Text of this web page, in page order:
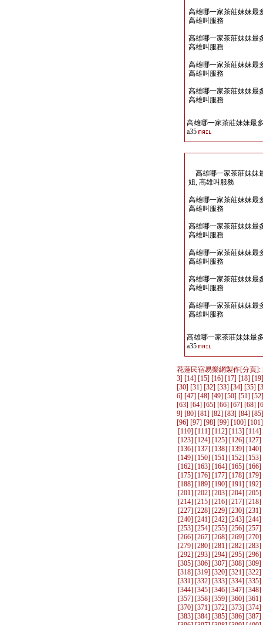
高雄哪一家茶莊妹妹最
高雄叫服務
高雄哪一家茶莊妹妹最
高雄叫服務
高雄哪一家茶莊妹妹最
高雄叫服務
高雄哪一家茶莊妹妹最
高雄叫服務
高雄哪一家茶莊妹妹最
a35
高雄哪一家茶莊妹妹
姐, 高雄叫服務
高雄哪一家茶莊妹妹最
高雄叫服務
高雄哪一家茶莊妹妹最
高雄叫服務
高雄哪一家茶莊妹妹最
高雄叫服務
高雄哪一家茶莊妹妹最
高雄叫服務
高雄哪一家茶莊妹妹最
高雄叫服務
高雄哪一家茶莊妹妹最
a35
花蓮民宿易樂網製作[分頁]:
3] [14] [15] [16] [17] [18] [19
[30] [31] [32] [33] [34] [35] [
6] [47] [48] [49] [50] [51] [52
[63] [64] [65] [66] [67] [68] [
9] [80] [81] [82] [83] [84] [85
[96] [97] [98] [99] [100] [101
[110] [111] [112] [113] [114]
[123] [124] [125] [126] [127]
[136] [137] [138] [139] [140]
[149] [150] [151] [152] [153]
[162] [163] [164] [165] [166]
[175] [176] [177] [178] [179]
[188] [189] [190] [191] [192]
[201] [202] [203] [204] [205]
[214] [215] [216] [217] [218]
[227] [228] [229] [230] [231]
[240] [241] [242] [243] [244]
[253] [254] [255] [256] [257]
[266] [267] [268] [269] [270]
[279] [280] [281] [282] [283]
[292] [293] [294] [295] [296]
[305] [306] [307] [308] [309]
[318] [319] [320] [321] [322]
[331] [332] [333] [334] [335]
[344] [345] [346] [347] [348]
[357] [358] [359] [360] [361]
[370] [371] [372] [373] [374]
[383] [384] [385] [386] [387]